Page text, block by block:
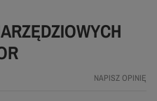
NAPISZ OPINIĘ